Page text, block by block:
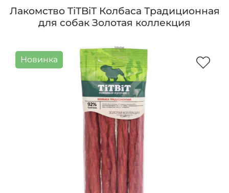
Лакомство TiTBiT Колбаса Традиционная
для собак Золотая коллекция
Новинка